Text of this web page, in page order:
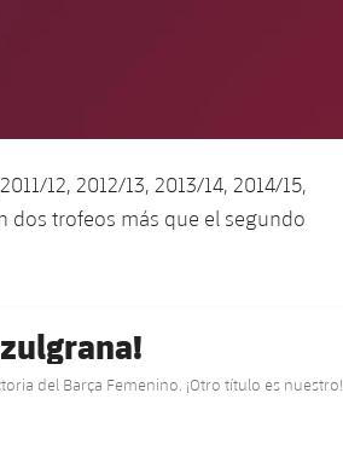
12, 2012/13, 2013/14, 2014/15,
dos trofeos más que el segundo
del Barça Femenino. ¡Otro título es nuestro!